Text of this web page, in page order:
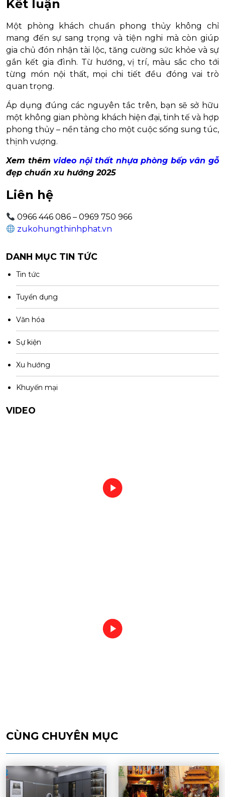
Kết luận
Một phòng khách chuẩn phong thủy không chỉ
mang đến sự sang trọng và tiện nghi mà còn giúp
gia chủ đón nhận tài lộc, tăng cường sức khỏe và sự
gắn kết gia đình. Từ hướng, vị trí, màu sắc cho tới
từng món nội thất, mọi chi tiết đều đóng vai trò
quan trọng.
Áp dụng đúng các nguyên tắc trên, bạn sẽ sở hữu
một không gian phòng khách hiện đại, tinh tế và hợp
phong thủy – nền tảng cho một cuộc sống sung túc,
thịnh vượng.
Xem thêm video nội thất nhựa phòng bếp vân gỗ
đẹp chuẩn xu hướng 2025
Liên hệ
0966 446 086 – 0969 750 966
zukohungthinhphat.vn
DANH MỤC TIN TỨC
Tin tức
Tuyển dụng
Văn hóa
Sự kiện
Xu hướng
Khuyến mại
VIDEO
CÙNG CHUYÊN MỤC